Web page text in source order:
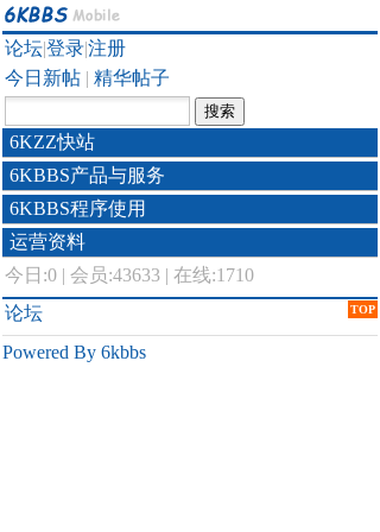
论坛|登录|注册
今日新帖 | 精华帖子
6KZZ快站
6KBBS产品与服务
6KBBS程序使用
运营资料
今日:0 | 会员:43633 | 在线:1710
TOP
论坛
Powered By 6kbbs